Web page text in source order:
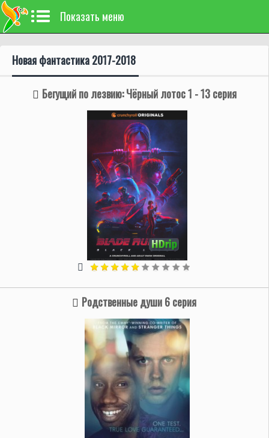
Показать меню
Новая фантастика 2017-2018
Бегущий по лезвию: Чёрный лотос 1 - 13 серия
Родственные души 6 серия